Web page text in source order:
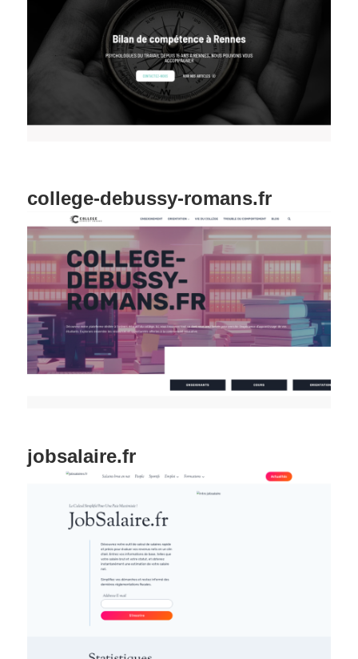
college-debussy-romans.fr
jobsalaire.fr